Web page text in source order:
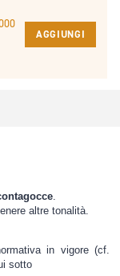
AGGIUNGI
altre tonalità.
in vigore (cf.
sotto